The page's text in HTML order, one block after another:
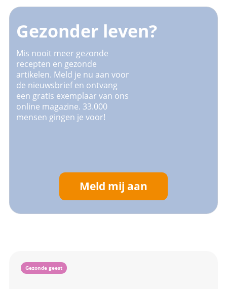
Gezonder leven?
Mis nooit meer gezonde
recepten en gezonde
artikelen. Meld je nu aan voor
de nieuwsbrief en ontvang
een gratis exemplaar van ons
online magazine. 33.000
mensen gingen je voor!
Meld mij aan
Gezonde geest